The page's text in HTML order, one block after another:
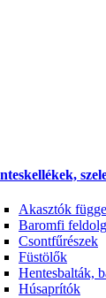
Akasztók
Baromfi
Csontfűrészek
Füstölők
Hentesbalták,
Húsaprítók